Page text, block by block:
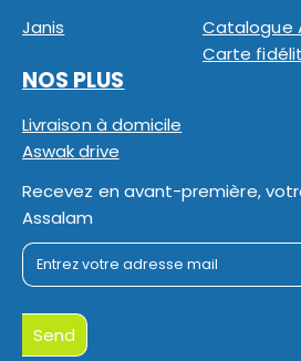
Janis
Catalogue
Carte
NOS PLUS
Livraison à domicile
Aswak drive
Recevez en avant-première,
Assalam